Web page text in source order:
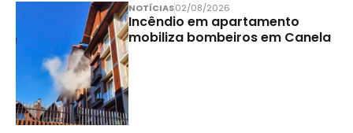
NOTÍCIAS02/08/2026
Incêndio em apartamento
mobiliza bombeiros em Canela